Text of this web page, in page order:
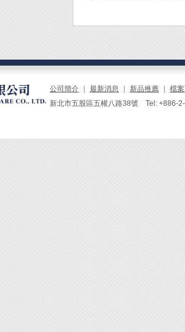
公司簡介 最新消息 新品推薦
檔
新北市五股區五權八路38號 Tel: